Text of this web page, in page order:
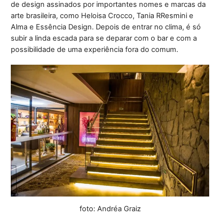
de design assinados por importantes nomes e marcas da
arte brasileira, como Heloisa Crocco, Tania RResmini e
Alma e Essência Design. Depois de entrar no clima, é só
subir a linda escada para se deparar com o bar e com a
possibilidade de uma experiência fora do comum.
foto: Andréa Graiz